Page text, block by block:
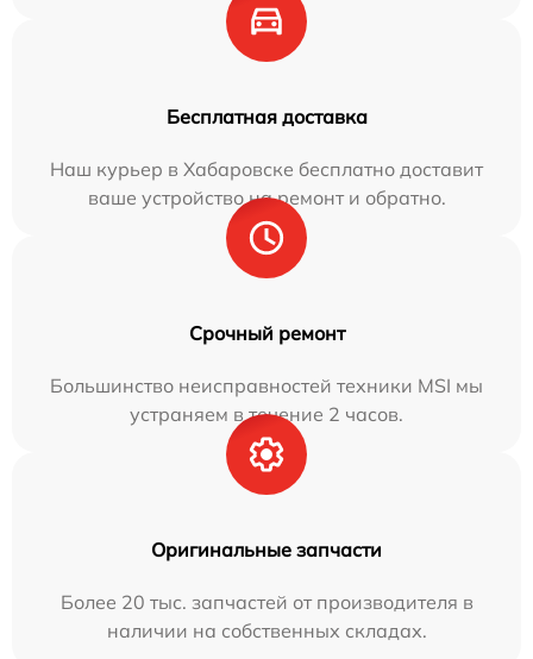
Бесплатная доставка
Наш курьер в Хабаровске бесплатно доставит
ваше устройство на ремонт и обратно.
Срочный ремонт
Большинство неисправностей техники MSI мы
устраняем в течение 2 часов.
Оригинальные запчасти
Более 20 тыс. запчастей от производителя в
наличии на собственных складах.